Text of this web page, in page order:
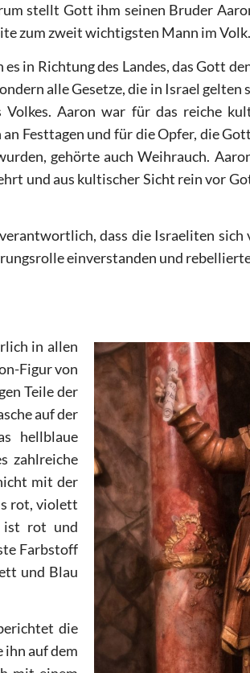
stellt Gott ihm seinen Bruder
zum zweit wichtigsten Mann im Volk.
in Richtung des Landes, das Gott
alle Gesetze, die in Israel gelten
Aaron war für das reiche
Festtagen und für die Opfer, die
gehörte auch Weihrauch.
und aus kultischer Sicht rein vor
dass die Israeliten sich
einverstanden und
in allen
Figur von
Teile der
auf der
hellblaue
zahlreiche
mit der
rot, violett
ist rot und
Farbstoff
und Blau
die
ihn auf dem